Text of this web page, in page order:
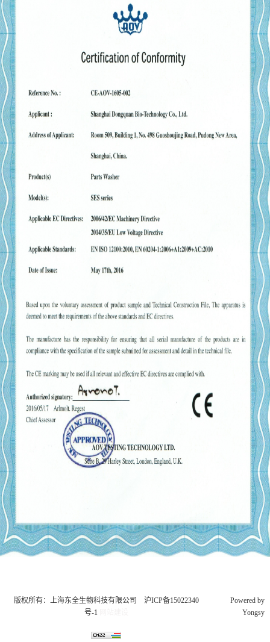
版权所有：上海东全生物科技有限公司 沪ICP备15022340
号-1
Powered by
Yongsy